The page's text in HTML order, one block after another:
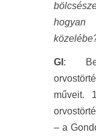
hogyan
GI :
műveit.
– a